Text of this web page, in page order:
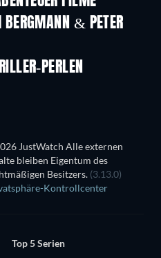
& PETER
PERLEN
JustWatch Alle externen
bleiben Eigentum des
Besitzers. (3.13.0)
Kontrollcenter
Top 5 Serien